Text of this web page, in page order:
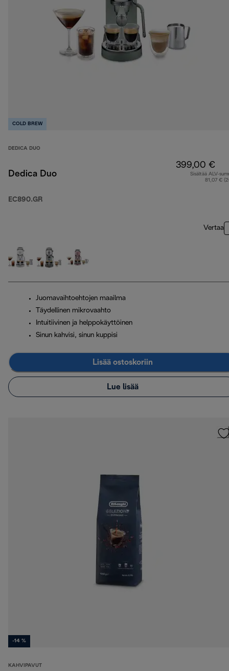
COLD BREW
DEDICA DUO
Dedica Duo
EC890.GR
399,00 €
Sisältää ALV-
81,07 €
Vertaa
Juomavaihtoehtojen maailma
Täydellinen mikrovaahto
Intuitiivinen ja helppokäyttöinen
Sinun kahvisi, sinun kuppisi
Lisää ostoskoriin
Lue lisää
-14 %
KAHVIPAVUT